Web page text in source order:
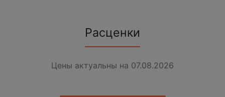
Расценки
Цены актуальны на 07.08.2026